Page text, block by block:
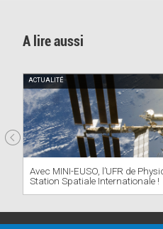
A lire aussi
ACTUALITÉ
Avec MINI-EUSO, l’UFR de
Station Spatiale Internationale !